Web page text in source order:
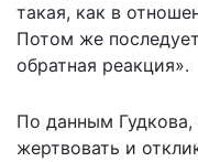
такая, как в
Потом же
обратная реакция».
По данным
жертвовать и